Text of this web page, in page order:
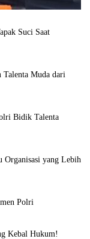
Suci Saat
Muda dari
Bidik Talenta
Organisasi yang Lebih
Polri
Kebal Hukum!